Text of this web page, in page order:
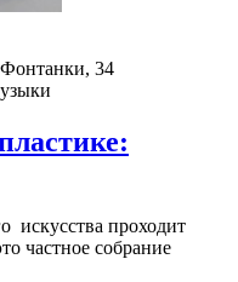
34
искусства проходит
частное собрание